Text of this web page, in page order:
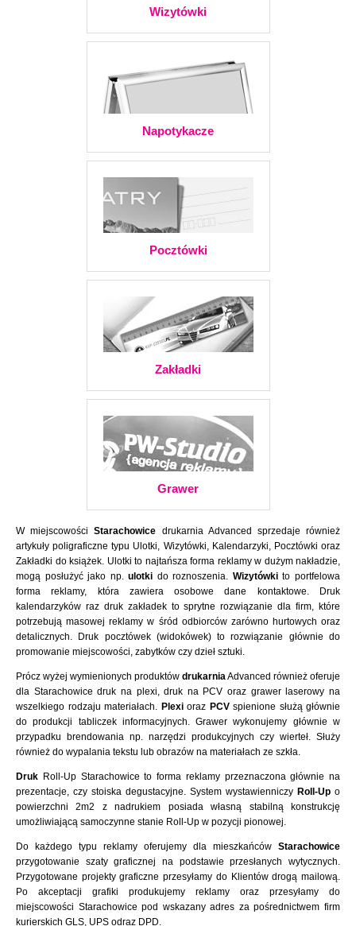
Wizytówki
Napotykacze
Pocztówki
Zakładki
Grawer
W miejscowościStarachowice drukarnia Advanced sprzedaje również
artykuły poligraficzne typu Ulotki, Wizytówki, Kalendarzyki, Pocztówki oraz
Zakładki do książek. Ulotki to najtańsza forma reklamy w dużym nakładzie,
mogą posłużyć jako np.ulotki do roznoszenia. Wizytówkito portfelowa
forma reklamy, która zawiera osobowe dane kontaktowe. Druk
kalendarzyków raz druk zakładek to sprytne rozwiązanie dla firm, które
potrzebują masowej reklamy w śród odbiorców zarówno hurtowych oraz
detalicznych. Druk pocztówek (widokówek) to rozwiązanie głównie do
promowanie miejscowości, zabytków czy dzieł sztuki.
Prócz wyżej wymienionych produktów drukarniaAdvanced również oferuje
dla Starachowice druk na plexi, druk na PCV oraz grawer laserowy na
wszelkiego rodzaju materiałach. Plexioraz PCVspienione służą głównie
do produkcji tabliczek informacyjnych. Grawer wykonujemy głównie w
przypadku brendowania np. narzędzi produkcyjnych czy wierteł. Służy
również do wypalania tekstu lub obrazów na materiałach ze szkła.
Druk Roll-Up Starachowice to forma reklamy przeznaczona głównie na
prezentacje, czy stoiska degustacyjne. System wystawienniczy Roll-Up o
powierzchni 2m2 z nadrukiem posiada własną stabilną konstrukcję
umożliwiającą samoczynne stanie Roll-Up w pozycji pionowej.
Do każdego typu reklamy oferujemy dla mieszkańców Starachowice
przygotowanie szaty graficznej na podstawie przesłanych wytycznych.
Przygotowane projekty graficzne przesyłamy do Klientów drogą mailową.
Po akceptacji grafiki produkujemy reklamy oraz przesyłamy do
miejscowości Starachowice pod wskazany adres za pośrednictwem firm
kurierskich GLS, UPS odraz DPD.